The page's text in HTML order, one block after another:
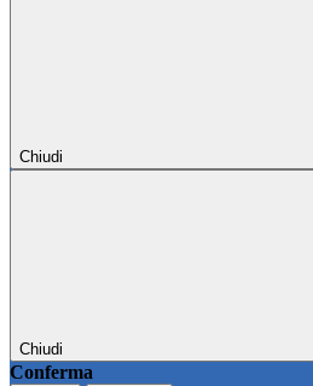
Chiudi
Chiudi
Conferma